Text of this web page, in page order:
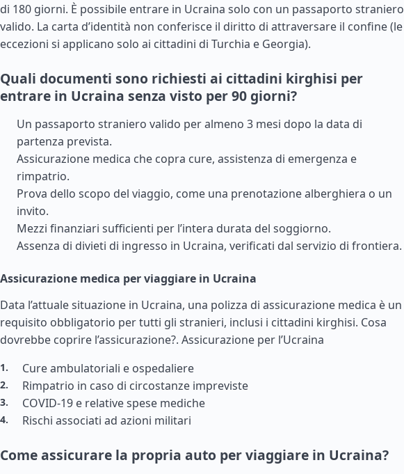
di 180 giorni. È possibile entrare in Ucraina solo con un passaporto straniero
valido. La carta d’identità non conferisce il diritto di attraversare il confine (le
eccezioni si applicano solo ai cittadini di Turchia e Georgia).
Quali documenti sono richiesti ai cittadini kirghisi per
entrare in Ucraina senza visto per 90 giorni?
Un passaporto straniero valido per almeno 3 mesi dopo la data di
partenza prevista.
Assicurazione medica che copra cure, assistenza di emergenza e
rimpatrio.
Prova dello scopo del viaggio, come una prenotazione alberghiera o un
invito.
Mezzi finanziari sufficienti per l’intera durata del soggiorno.
Assenza di divieti di ingresso in Ucraina, verificati dal servizio di frontiera.
Assicurazione medica per viaggiare in Ucraina
Data l’attuale situazione in Ucraina, una polizza di assicurazione medica è un
requisito obbligatorio per tutti gli stranieri, inclusi i cittadini kirghisi. Cosa
dovrebbe coprire l’assicurazione?. Assicurazione per l’Ucraina
Cure ambulatoriali e ospedaliere
Rimpatrio in caso di circostanze impreviste
COVID-19 e relative spese mediche
Rischi associati ad azioni militari
Come assicurare la propria auto per viaggiare in Ucraina?